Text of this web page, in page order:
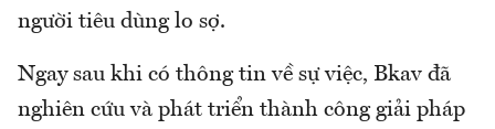
người tiêu dùng lo sợ.
Ngay sau khi có thông tin về sự việc, Bkav đã
nghiên cứu và phát triển thành công giải pháp